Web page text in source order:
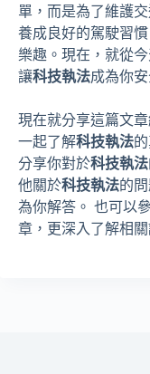
單，而是為了維護
養成良好的駕駛習
樂趣。現在，就從
讓科技執法成為你安
現在就分享這篇文
一起了解科技執法
分享你對於科技執法
他關於科技執法的
為你解答。 也可以
章，更深入了解相關